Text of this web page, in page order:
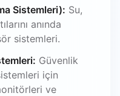
Sistemleri): Su,
anında
sistemleri.
Güvenlik
için
ve